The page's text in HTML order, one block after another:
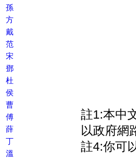
孫
方
戴
范
宋
鄧
杜
侯
曹
傅
薛
丁
溫
註1:本中
以政府網
註4:你可